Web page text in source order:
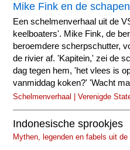
Mike Fink en de schapen
Een schelmenverhaal uit de
keelboaters'. Mike Fink, de
beroemdere scherpschutter,
de rivier af. 'Kapitein,' zei de
dag tegen hem, 'het vlees is
vanmiddag koken?' 'Wacht
Schelmenverhaal | Verenigde
Indonesische sprookjes
Mythen, legenden en fabels uit de